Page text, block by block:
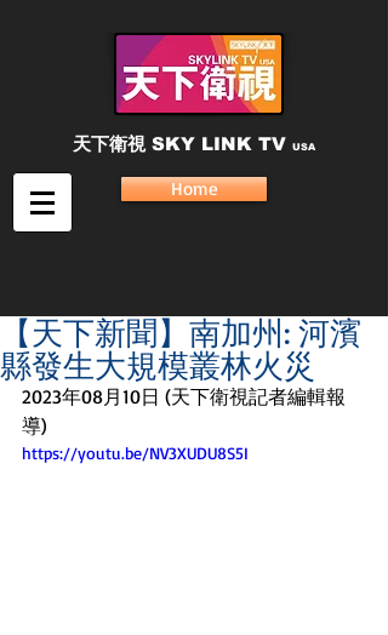
天下衛視 SKY LINK TV USA
Home
【天下新聞】南加州: 河濱
縣發生大規模叢林火災
2023年08月10日 (天下衛視記者編輯報
導)
https://youtu.be/NV3XUDU8S5I